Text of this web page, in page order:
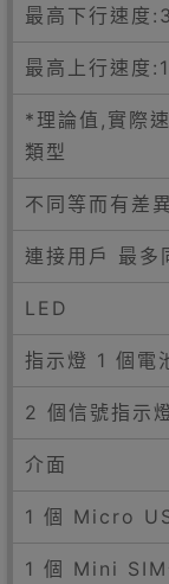
最高下行速度
最高上行速度
*理論值,實際
類型
不同等而有差
連接用戶 最多
LED
指示燈 1 個電
2 個信號指示
介面
1 個 Micro
1 個 Mini SIM